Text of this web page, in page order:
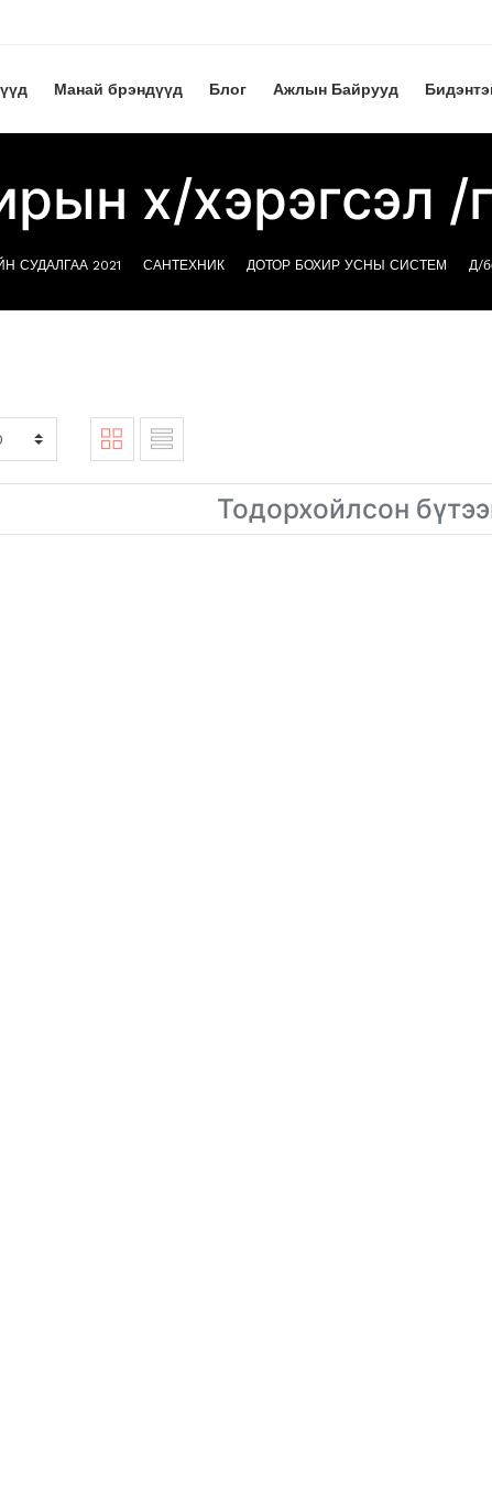
Манай брэндүүд Блог Ажлын Байрууд
х/хэрэгсэл /
СУДАЛГАА 2021 САНТЕХНИК ДОТОР БОХИР УСНЫ СИСТЕМ Д/
Тодорхойлсон